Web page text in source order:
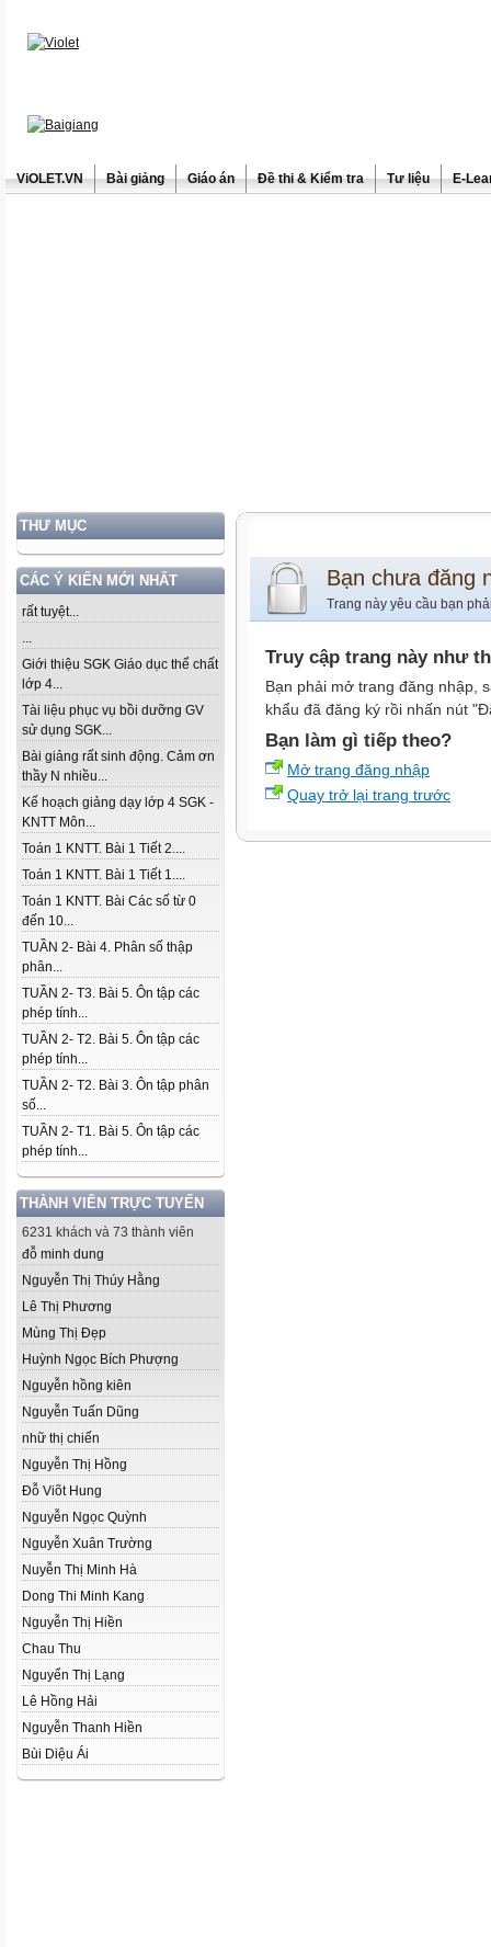
ViOLET.VN Bài giảng Giáo án Đề thi & Kiểm tra Tư liệu E-
THƯ MỤC
CÁC Ý KIẾN MỚI NHẤT
rất tuyệt...
...
Giới thiệu SGK Giáo dục thể chất
lớp 4...
Tài liệu phục vụ bồi dưỡng GV
sử dụng SGK...
Bài giảng rất sinh động. Cảm ơn
thầy N nhiều...
Kế hoạch giảng dạy lớp 4 SGK -
KNTT Môn...
Toán 1 KNTT. Bài 1 Tiết 2....
Toán 1 KNTT. Bài 1 Tiết 1....
Toán 1 KNTT. Bài Các số từ 0
đến 10...
TUẦN 2- Bài 4. Phân số thập
phân...
TUẦN 2- T3. Bài 5. Ôn tập các
phép tính...
TUẦN 2- T2. Bài 5. Ôn tập các
phép tính...
TUẦN 2- T2. Bài 3. Ôn tập phân
số...
TUẦN 2- T1. Bài 5. Ôn tập các
phép tính...
THÀNH VIÊN TRỰC TUYẾN
6231 khách và 73 thành viên
đỗ minh dung
Nguyễn Thị Thúy Hằng
Lê Thị Phương
Mùng Thị Đẹp
Huỳnh Ngọc Bích Phượng
Nguyễn hồng kiên
Nguyễn Tuấn Dũng
nhữ thị chiến
Nguyễn Thị Hồng
Đỗ Viõt Hung
Nguyễn Ngọc Quỳnh
Nguyễn Xuân Trường
Nuyễn Thị Minh Hà
Dong Thi Minh Kang
Nguyễn Thị Hiền
Chau Thu
Nguyển Thị Lạng
Lê Hồng Hải
Nguyễn Thanh Hiền
Bùi Diệu Ái
Bạn chưa đăng
Trang này yêu cầu bạn
Truy cập trang này như
Bạn phải mở trang đăng nhập,
khẩu đã đăng ký rồi nhấn nút
Bạn làm gì tiếp theo?
Mở trang đăng nhập
Quay trở lại trang trước